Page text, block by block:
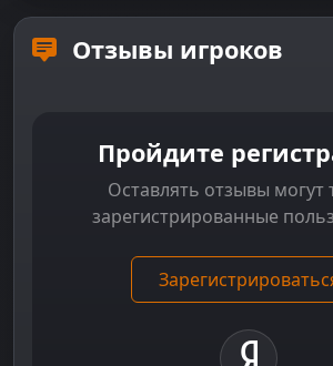
Отзывы игроков
Пройдите
Оставлять отзывы могут
зарегистрированные